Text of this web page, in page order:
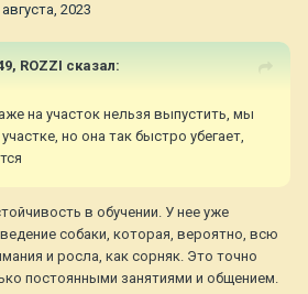
2023
ROZZI сказал:
на участок нельзя выпустить, мы
но она так быстро убегает,
в обучении. У нее уже
собаки, которая, вероятно, всю
и росла, как сорняк. Это точно
постоянными занятиями и общением.